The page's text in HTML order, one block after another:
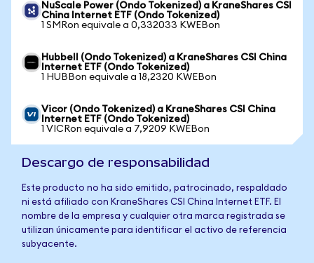
NuScale Power (Ondo Tokenized) a KraneShares CSI
China Internet ETF (Ondo Tokenized)
1 SMRon equivale a 0,332033 KWEBon
Hubbell (Ondo Tokenized) a KraneShares CSI China
Internet ETF (Ondo Tokenized)
1 HUBBon equivale a 18,2320 KWEBon
Vicor (Ondo Tokenized) a KraneShares CSI China
Internet ETF (Ondo Tokenized)
1 VICRon equivale a 7,9209 KWEBon
Descargo de responsabilidad
Este producto no ha sido emitido, patrocinado, respaldado
ni está afiliado con KraneShares CSI China Internet ETF. El
nombre de la empresa y cualquier otra marca registrada se
utilizan únicamente para identificar el activo de referencia
subyacente.